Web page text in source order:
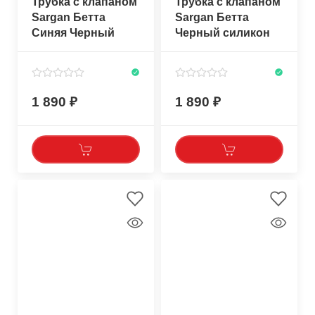
Sargan Бетта
Синяя Черный
1 890
Sargan Бетта
Черный силикон
1 890